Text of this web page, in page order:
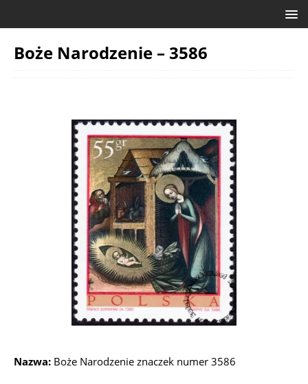
Boże Narodzenie – 3586
Nazwa: Boże Narodzenie znaczek numer 3586